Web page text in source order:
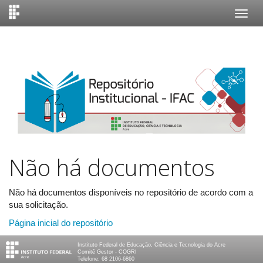
Não há documentos
Não há documentos disponíveis no repositório de acordo com a
sua solicitação.
Página inicial do repositório
Instituto Federal de Educação, Ciência e Tecnologia do Acre
Comitê Gestor - COGRI
Telefone: 68 2106-6860